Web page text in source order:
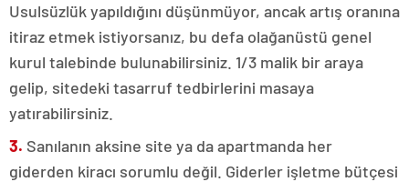
Usulsüzlük yapıldığını düşünmüyor, ancak artış oranına
itiraz etmek istiyorsanız, bu defa olağanüstü genel
kurul talebinde bulunabilirsiniz. 1/3 malik bir araya
gelip, sitedeki tasarruf tedbirlerini masaya
yatırabilirsiniz.
3. Sanılanın aksine site ya da apartmanda her
giderden kiracı sorumlu değil. Giderler işletme bütçesi